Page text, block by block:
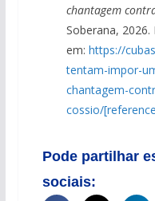
chantagem
Soberana, 2026.
em: https://
tentam-impor-
chantagem-
cossio/
Pode partilhar
sociais: